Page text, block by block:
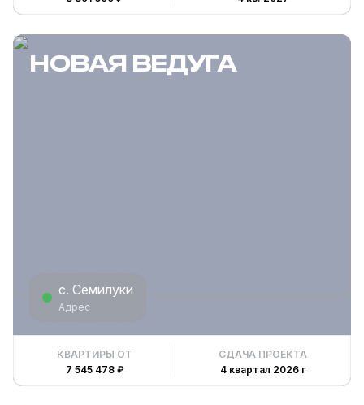
НОВАЯ ВЕДУГА
с. Семилуки
Адрес
КВАРТИРЫ ОТ
7 545 478 ₽
СДАЧА ПРОЕКТА
4 квартал 2026 г